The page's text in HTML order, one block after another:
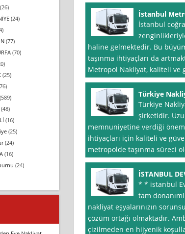
İstanbul
İstanbul
haline gelmektedir. Bu
taşınma ihtiyaçları da
Metropol Nakliyat, kaliteli
Türkiye
Türkiye
şirketidir.
memnuniyetine verdiği önem
ihtiyaçları için kaliteli ve
metropolde taşınma süreci
İSTANBUL
* * istanbul
tam
nakliyat eşyalarınızın
çözüm ortağı olmaktadır.
çizilmeden en hijyenik
(26)
(24)
(77)
(70)
(25)
(589)
(48)
(16)
(25)
(24)
(16)
(24)